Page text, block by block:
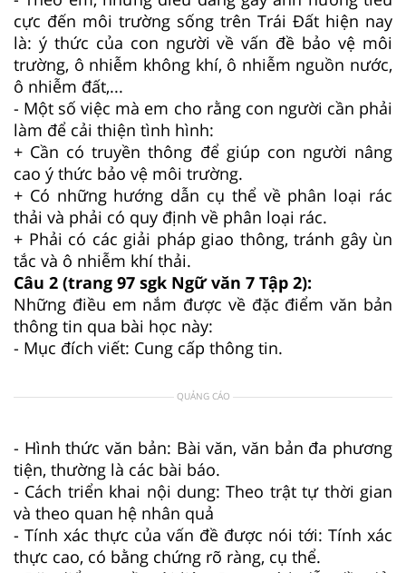
cực đến môi trường sống trên Trái Đất hiện nay
là: ý thức của con người về vấn đề bảo vệ môi
trường, ô nhiễm không khí, ô nhiễm nguồn nước,
ô nhiễm đất,...
- Một số việc mà em cho rằng con người cần phải
làm để cải thiện tình hình:
+ Cần có truyền thông để giúp con người nâng
cao ý thức bảo vệ môi trường.
+ Có những hướng dẫn cụ thể về phân loại rác
thải và phải có quy định về phân loại rác.
+ Phải có các giải pháp giao thông, tránh gây ùn
tắc và ô nhiễm khí thải.
Câu 2 (trang 97 sgk Ngữ văn 7 Tập 2):
Những điều em nắm được về đặc điểm văn bản
thông tin qua bài học này:
- Mục đích viết: Cung cấp thông tin.
QUẢNG CÁO
- Hình thức văn bản: Bài văn, văn bản đa phương
tiện, thường là các bài báo.
- Cách triển khai nội dung: Theo trật tự thời gian
và theo quan hệ nhân quả
- Tính xác thực của vấn đề được nói tới: Tính xác
thực cao, có bằng chứng rõ ràng, cụ thể.